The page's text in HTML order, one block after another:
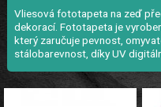
Vliesová fototapeta na zeď
dekorací. Fototapeta je
který zaručuje pevnost,
stálobarevnost, díky UV